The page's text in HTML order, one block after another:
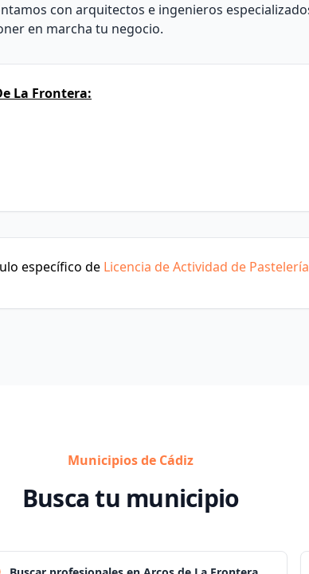
con arquitectos e ingenieros
en marcha tu negocio.
La Frontera:
específico de Licencia de Actividad de Pastelería
Municipios de Cádiz
Busca tu municipio